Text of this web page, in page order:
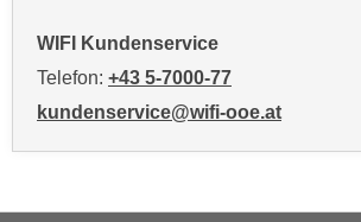
WIFI Kundenservice
Telefon: +43 5-7000-77
kundenservice@wifi-ooe.at